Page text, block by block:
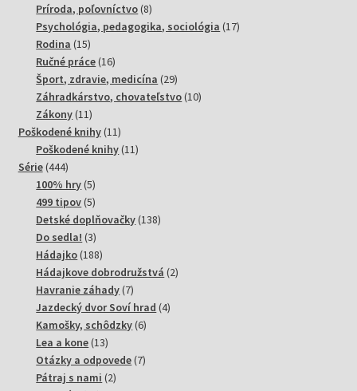
Príroda, poľovníctvo 88
produktov
Psychológia, pedagogika, sociológia 1717
Rodina 1515
produktov
Ručné práce 1616
produktov
Šport, zdravie, medicína 2929
produktov
Záhradkárstvo, chovateľstvo 1010
Zákony 1111
produktov
Poškodené knihy 1111
produktov
Poškodené knihy 1111
Série 444444
produktov
100% hry 55
produktov
499 tipov 55
produktov
Detské doplňovačky 138138
Do sedla! 33
produkty
Hádajko 188188
produktov
Hádajkove dobrodružstvá 22
Havranie záhady 77
produktov
Jazdecký dvor Soví hrad 44
Kamošky, schôdzky 66
Lea a kone 1313
produktov
Otázky a odpovede 77
Pátraj s nami 22